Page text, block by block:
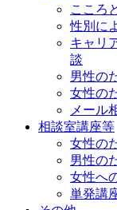
こころ
性別に
キャリ
談
男性の
女性の
メール
相談室講座等
女性の
男性の
女性へ
単発講